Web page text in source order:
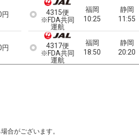
円
円
4315便
※FDA共同
運航
福岡
10:25
静岡
11:55
4317便
※FDA共同
運航
福岡
18:50
静岡
20:20
合がございます。